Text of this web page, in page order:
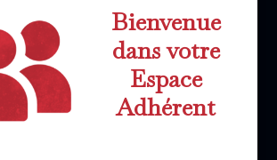
Bienvenue
dans votre
Espace
Adhérent